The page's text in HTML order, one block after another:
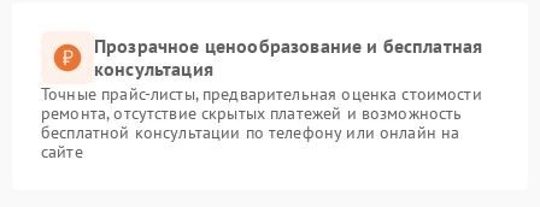
Прозрачное ценообразование и бесплатная
консультация
Точные прайс-листы, предварительная оценка стоимости
ремонта, отсутствие скрытых платежей и возможность
бесплатной консультации по телефону или онлайн на
сайте